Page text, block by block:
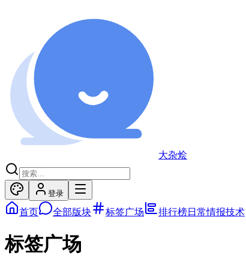
大杂烩
登录
首页 全部版块 标签广场 排行榜日常情报技术
标签广场